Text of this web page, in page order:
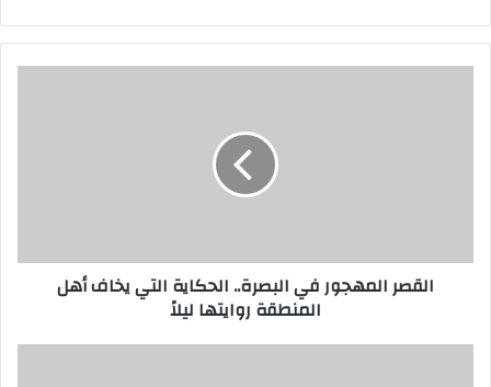
المنطقة
القصر المهجور في البصرة.. الحكاية التي يخاف أهل
المنطقة روايتها ليلاً